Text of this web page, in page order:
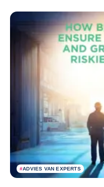
#ADVIES VAN EXPERTS